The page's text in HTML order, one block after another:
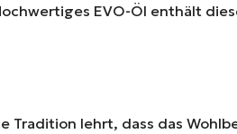
EVO-Öl enthält
Tradition lehrt, dass das